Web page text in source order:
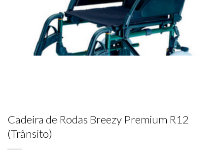
Cadeira de Rodas Breezy Premium R12
(Trânsito)